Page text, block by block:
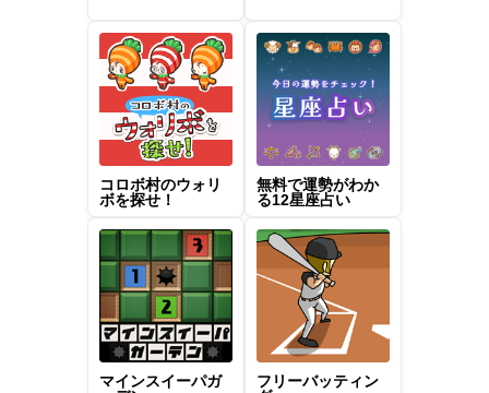
コロボ村のウォリ
ボを探せ！
無料で運勢がわか
る12星座占い
マインスイーパガ
フリーバッティン